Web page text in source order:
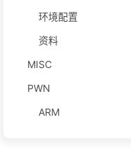
环境配置
资料
MISC
PWN
ARM